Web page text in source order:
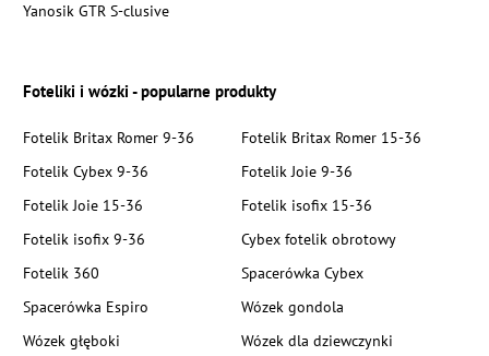
Yanosik GTR S-clusive
Foteliki i wózki - popularne produkty
Fotelik Britax Romer 9-36
Fotelik Britax Romer 15-36
Fotelik Cybex 9-36
Fotelik Joie 9-36
Fotelik Joie 15-36
Fotelik isofix 15-36
Fotelik isofix 9-36
Cybex fotelik obrotowy
Fotelik 360
Spacerówka Cybex
Spacerówka Espiro
Wózek gondola
Wózek głęboki
Wózek dla dziewczynki